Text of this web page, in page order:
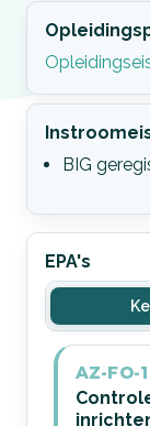
EPA's
AZ-FO-
BIG